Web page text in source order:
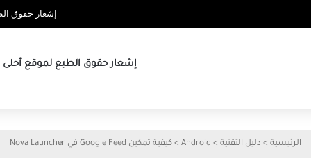
إشعار حقوق
إشعار حقوق الطبع لموقع أحلى
الرئيسية > دليل التقنية >
Android
> كيفية تمكين Google Feed في Nova Launcher